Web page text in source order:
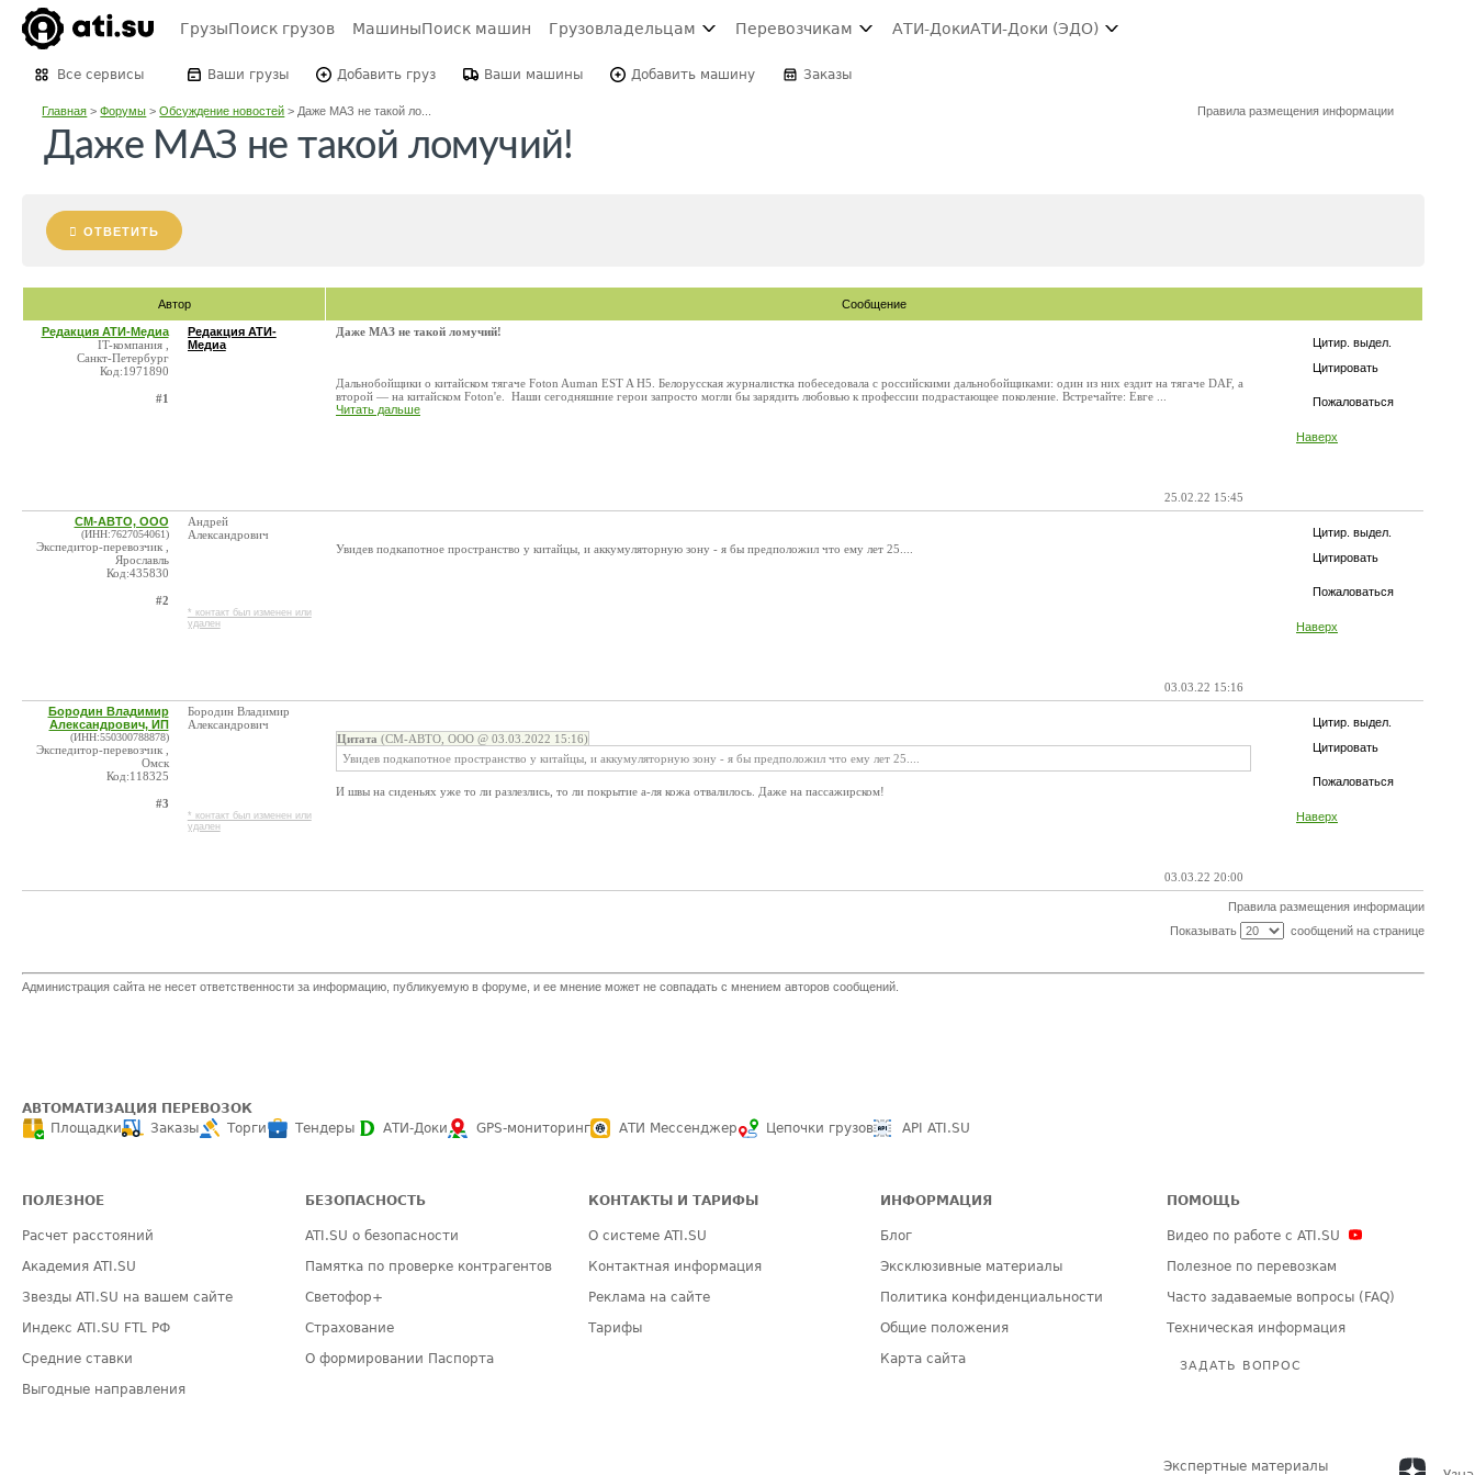
ГрузыПоиск грузов МашиныПоиск машин Грузовладельцам Перевозчикам АТИ-ДокиАТИ-Доки (ЭДО)
Все сервисы Ваши грузы Добавить груз Ваши машины Добавить машину Заказы
Главная >Форумы >Обсуждение новостей > Даже МАЗ не такой ло... Правила размещения информации
Даже МАЗ не такой ломучий!
ОТВЕТИТЬ
Автор Сообщение
Цитир. выдел.
Цитировать
Пожаловаться
Наверх
Редакция АТИ-Медиа
IT-компания ,
Санкт-Петербург
Код:1971890
#1
Редакция АТИ-
Медиа
Даже МАЗ не такой ломучий!
Дальнобойщики о китайском тягаче Foton Auman EST A H5. Белорусская журналистка побеседовала с российскими дальнобойщиками: один из них ездит на тягаче DAF, а
второй — на китайском Foton'е. Наши сегодняшние герои запросто могли бы зарядить любовью к профессии подрастающее поколение. Встречайте: Евге ...
Читать дальше
25.02.22 15:45
Цитир. выдел.
Цитировать
Пожаловаться
Наверх
СМ-АВТО, ООО
(ИНН:7627054061)
Экспедитор-перевозчик ,
Ярославль
Код:435830
#2
Андрей
Александрович
* контакт был изменен или
удален
Увидев подкапотное пространство у китайцы, и аккумуляторную зону - я бы предположил что ему лет 25....
03.03.22 15:16
Цитир. выдел.
Цитировать
Пожаловаться
Наверх
Бородин Владимир
Александрович, ИП
(ИНН:550300788878)
Экспедитор-перевозчик ,
Омск
Код:118325
#3
Бородин Владимир
Александрович
* контакт был изменен или
удален
Цитата (СМ-АВТО, ООО @ 03.03.2022 15:16)
Увидев подкапотное пространство у китайцы, и аккумуляторную зону - я бы предположил что ему лет 25....
И швы на сиденьях уже то ли разлезлись, то ли покрытие а-ля кожа отвалилось. Даже на пассажирском!
03.03.22 20:00
Правила размещения информации
Показывать
сообщений на странице
Администрация сайта не несет ответственности за информацию, публикуемую в форуме, и ее мнение может не совпадать с мнением авторов сообщений.
АВТОМАТИЗАЦИЯ ПЕРЕВОЗОК
Площадки
Заказы Торги Тендеры АТИ-Доки GPS-мониторинг АТИ Мессенджер Цепочки грузов API ATI.SU
ПОЛЕЗНОЕ
Расчет расстояний
Академия ATI.SU
Звезды ATI.SU на вашем сайте
Индекс ATI.SU FTL РФ
Средние ставки
Выгодные направления
БЕЗОПАСНОСТЬ
ATI.SU о безопасности
Памятка по проверке контрагентов
Светофор+
Страхование
О формировании Паспорта
КОНТАКТЫ И ТАРИФЫ
О системе ATI.SU
Контактная информация
Реклама на сайте
Тарифы
ИНФОРМАЦИЯ
Блог
Эксклюзивные материалы
Политика конфиденциальности
Общие положения
Карта сайта
ПОМОЩЬ
Видео по работе с ATI.SU
Полезное по перевозкам
Часто задаваемые вопросы (FAQ)
Техническая информация
ЗАДАТЬ ВОПРОС
Экспертные материалы